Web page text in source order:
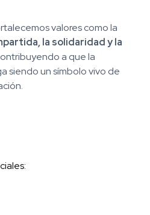
valores como la
la solidaridad y la
a que la
siendo un símbolo vivo de
: